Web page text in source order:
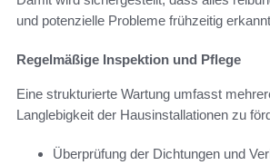
und potenzielle Probleme frühzeitig
Regelmäßige Inspektion und Pflege
Eine strukturierte Wartung umfasst
Langlebigkeit der Hausinstallationen zu
Überprüfung der Dichtungen und